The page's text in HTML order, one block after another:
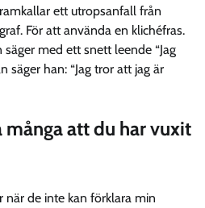
ett utropsanfall från
För att använda en klichéfras.
med ett snett leende “Jag
säger han: “Jag tror att jag är
många att du har vuxit
när de inte kan förklara min